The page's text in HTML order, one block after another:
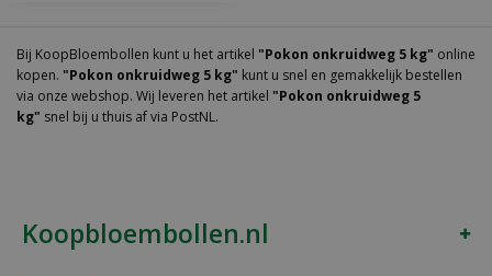
Bij KoopBloembollen kunt u het artikel "Pokon onkruidweg 5 kg" online
kopen. "Pokon onkruidweg 5 kg" kunt u snel en gemakkelijk bestellen
via onze webshop. Wij leveren het artikel "Pokon onkruidweg 5
kg" snel bij u thuis af via PostNL.
Koopbloembollen.nl